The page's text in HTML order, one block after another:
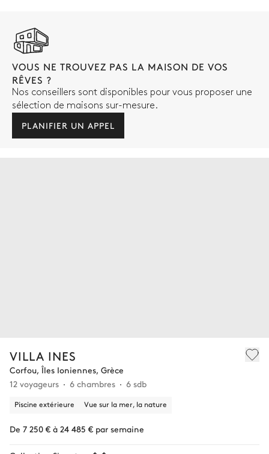
VOUS NE TROUVEZ PAS LA MAISON DE VOS
RÊVES ?
Nos conseillers sont disponibles pour vous proposer une
sélection de maisons sur-mesure.
PLANIFIER UN APPEL
VILLA INES
Corfou, Îles Ioniennes, Grèce
12 voyageurs
6 chambres 6 sdb
Piscine extérieure Vue sur la mer, la nature
De 7 250 € à 24 485 € par semaine